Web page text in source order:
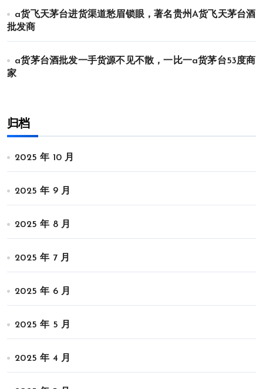
a货飞天茅台进货渠道愁眉锁眼，著名贵州A货飞天茅台酒
批发商
a货茅台酒批发一手货源不见不散，一比一a货茅台53度商
家
归档
2025 年 10 月
2025 年 9 月
2025 年 8 月
2025 年 7 月
2025 年 6 月
2025 年 5 月
2025 年 4 月